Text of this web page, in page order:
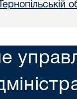
Тернопільській